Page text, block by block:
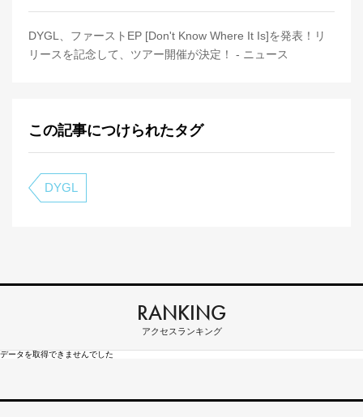
DYGL、ファーストEP [Don't Know Where It Is]を発表！リ
リースを記念して、ツアー開催が決定！ - ニュース
この記事につけられたタグ
DYGL
RANKING
アクセスランキング
データを取得できませんでした